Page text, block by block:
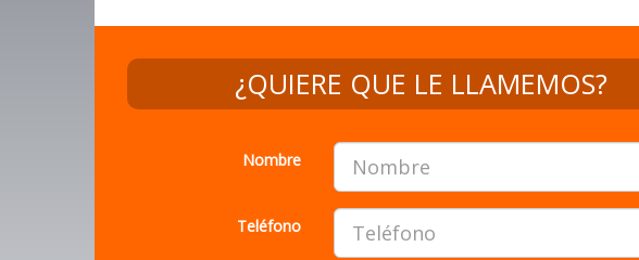
¿QUIERE QUE LE LLAMEMOS?
Nombre
Teléfono